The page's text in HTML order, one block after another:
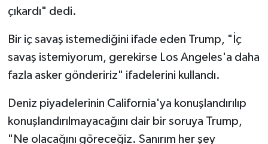
çıkardı" dedi.
Bir iç savaş istemediğini ifade eden Trump, "İç
savaş istemiyorum, gerekirse Los Angeles'a daha
fazla asker göndeririz" ifadelerini kullandı.
Deniz piyadelerinin California'ya konuşlandırılıp
konuşlandırılmayacağını dair bir soruya Trump,
"Ne olacağını göreceğiz. Sanırım her şey